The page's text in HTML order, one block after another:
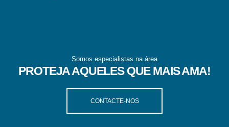
Somos especialistas na área
PROTEJA AQUELES QUE MAIS AMA!
CONTACTE-NOS